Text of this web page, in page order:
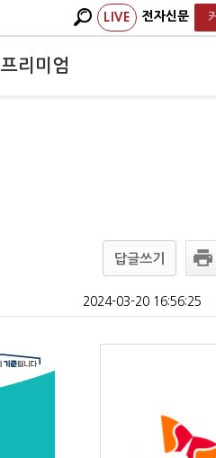
LIVE 전자신문
프리미엄
답글쓰기
2024-03-20 16:56:25